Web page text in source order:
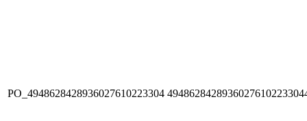
PO_4948628428936027610223304